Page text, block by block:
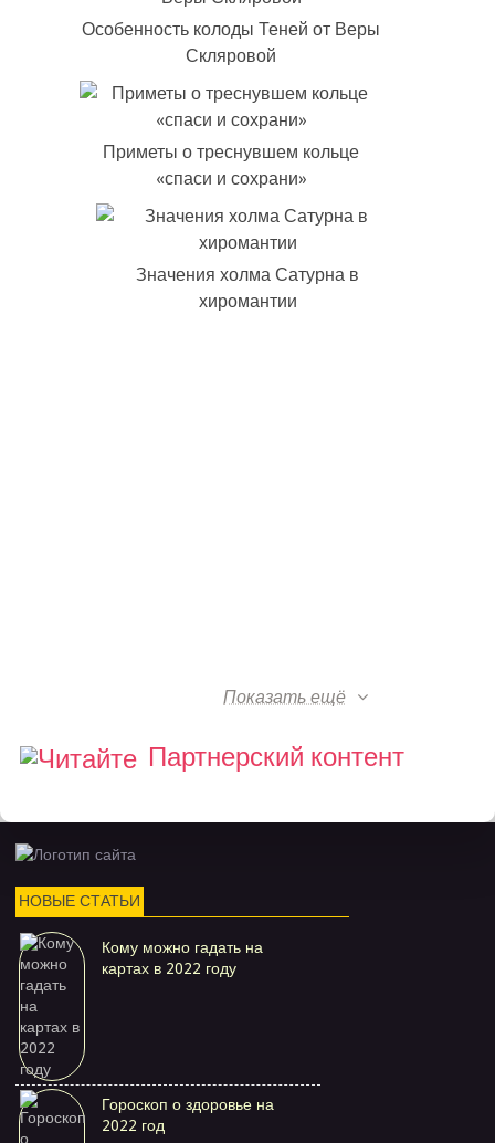
Особенность колоды Теней от Веры
Скляровой
Приметы о треснувшем кольце
«спаси и сохрани»
Значения холма Сатурна в
хиромантии
Показать ещё
Партнерский контент
НОВЫЕ СТАТЬИ
Кому можно гадать на
картах в 2022 году
Гороскоп о здоровье на
2022 год